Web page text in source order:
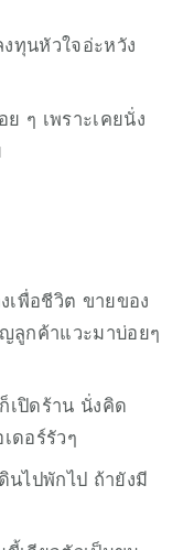
ทุนหัวใจอ่ะหวัง
ๆ เพราะเคยนั่ง
งเพื่อชีวิต ขายของ
ลูกค้าแวะมาบ่อยๆ
เปิดร้าน นั่งคิด
ดอร์รัวๆ
นไปพักไป ถ้ายังมี